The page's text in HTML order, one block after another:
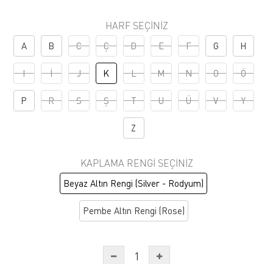
HARF SEÇINIZ
A B C Ç D E F G H
I İ J K L M N O Ö
P R S Ş T U Ü V Y
Z
KAPLAMA RENGI SEÇINIZ
Beyaz Altın Rengi (Silver - Rodyum)
Pembe Altın Rengi (Rose)